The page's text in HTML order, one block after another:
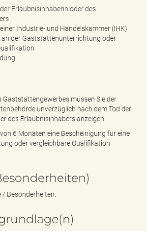
Erlaubnisinhaberin oder des
Industrie- und Handelskammer (IHK)
an der Gaststättenunterrichtung oder
Gaststättengewerbes müssen Sie der
unverzüglich nach dem Tod der
des Erlaubnisinhabers anzeigen.
6 Monaten eine Bescheinigung für eine
oder vergleichbare Qualifikation
/ Besonderheiten.